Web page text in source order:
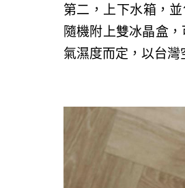
第二，上下水箱，
隨機附上雙冰晶盒
氣濕度而定，以台灣